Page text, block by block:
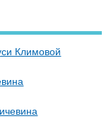
Климовой